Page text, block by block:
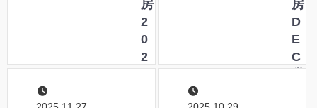
ッ
タ
ー
の
房
2
0
2
房
D
E
C